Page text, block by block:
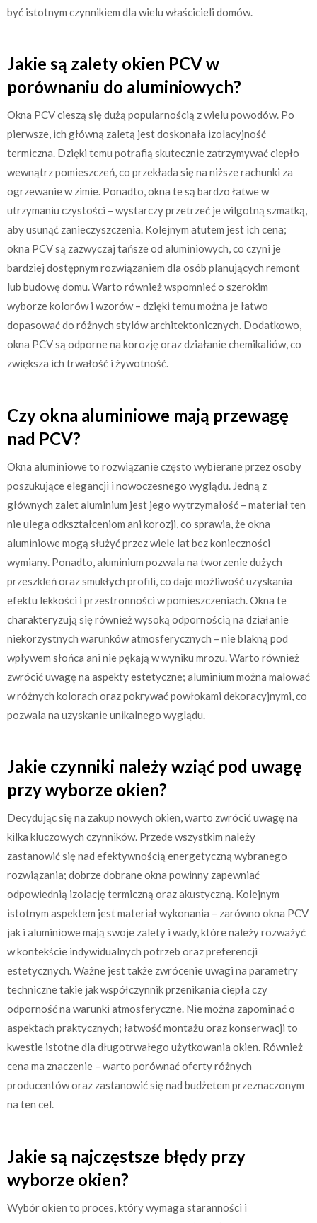
być istotnym czynnikiem dla wielu właścicieli domów.
Jakie są zalety okien PCV w
porównaniu do aluminiowych?
Okna PCV cieszą się dużą popularnością z wielu powodów. Po
pierwsze, ich główną zaletą jest doskonała izolacyjność
termiczna. Dzięki temu potrafią skutecznie zatrzymywać ciepło
wewnątrz pomieszczeń, co przekłada się na niższe rachunki za
ogrzewanie w zimie. Ponadto, okna te są bardzo łatwe w
utrzymaniu czystości – wystarczy przetrzeć je wilgotną szmatką,
aby usunąć zanieczyszczenia. Kolejnym atutem jest ich cena;
okna PCV są zazwyczaj tańsze od aluminiowych, co czyni je
bardziej dostępnym rozwiązaniem dla osób planujących remont
lub budowę domu. Warto również wspomnieć o szerokim
wyborze kolorów i wzorów – dzięki temu można je łatwo
dopasować do różnych stylów architektonicznych. Dodatkowo,
okna PCV są odporne na korozję oraz działanie chemikaliów, co
zwiększa ich trwałość i żywotność.
Czy okna aluminiowe mają przewagę
nad PCV?
Okna aluminiowe to rozwiązanie często wybierane przez osoby
poszukujące elegancji i nowoczesnego wyglądu. Jedną z
głównych zalet aluminium jest jego wytrzymałość – materiał ten
nie ulega odkształceniom ani korozji, co sprawia, że okna
aluminiowe mogą służyć przez wiele lat bez konieczności
wymiany. Ponadto, aluminium pozwala na tworzenie dużych
przeszkleń oraz smukłych profili, co daje możliwość uzyskania
efektu lekkości i przestronności w pomieszczeniach. Okna te
charakteryzują się również wysoką odpornością na działanie
niekorzystnych warunków atmosferycznych – nie blakną pod
wpływem słońca ani nie pękają w wyniku mrozu. Warto również
zwrócić uwagę na aspekty estetyczne; aluminium można malować
w różnych kolorach oraz pokrywać powłokami dekoracyjnymi, co
pozwala na uzyskanie unikalnego wyglądu.
Jakie czynniki należy wziąć pod uwagę
przy wyborze okien?
Decydując się na zakup nowych okien, warto zwrócić uwagę na
kilka kluczowych czynników. Przede wszystkim należy
zastanowić się nad efektywnością energetyczną wybranego
rozwiązania; dobrze dobrane okna powinny zapewniać
odpowiednią izolację termiczną oraz akustyczną. Kolejnym
istotnym aspektem jest materiał wykonania – zarówno okna PCV
jak i aluminiowe mają swoje zalety i wady, które należy rozważyć
w kontekście indywidualnych potrzeb oraz preferencji
estetycznych. Ważne jest także zwrócenie uwagi na parametry
techniczne takie jak współczynnik przenikania ciepła czy
odporność na warunki atmosferyczne. Nie można zapominać o
aspektach praktycznych; łatwość montażu oraz konserwacji to
kwestie istotne dla długotrwałego użytkowania okien. Również
cena ma znaczenie – warto porównać oferty różnych
producentów oraz zastanowić się nad budżetem przeznaczonym
na ten cel.
Jakie są najczęstsze błędy przy
wyborze okien?
Wybór okien to proces, który wymaga staranności i